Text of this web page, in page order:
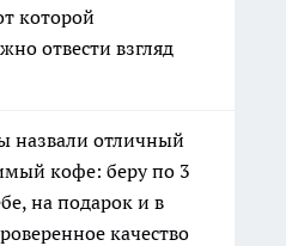
которой
отвести взгляд
назвали отличный
кофе: беру по 3
на подарок и в
качество